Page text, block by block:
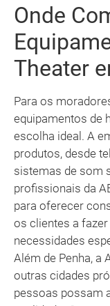
Onde
Theater
Para os
equipamentos de
escolha ideal. A
produtos, desde
sistemas de som
profissionais da
para oferecer
os clientes a
necessidades
Além de Penha, a
outras cidades
pessoas possam